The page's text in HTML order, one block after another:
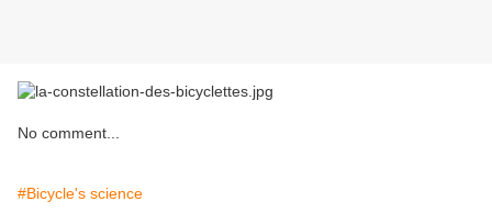
No comment...
#Bicycle's science